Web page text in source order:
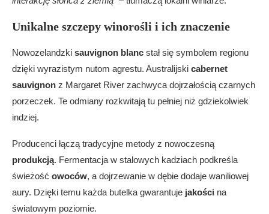
Unikalne szczepy winorośli i ich znaczenie
Nowozelandzki sauvignon blanc stał się symbolem regionu
dzięki wyrazistym nutom agrestu. Australijski cabernet
sauvignon z Margaret River zachwyca dojrzałością czarnych
porzeczek. Te odmiany rozkwitają tu pełniej niż gdziekolwiek
indziej.
Producenci łączą tradycyjne metody z nowoczesną
produkcją. Fermentacja w stalowych kadziach podkreśla
świeżość owoców, a dojrzewanie w dębie dodaje waniliowej
aury. Dzięki temu każda butelka gwarantuje jakości na
światowym poziomie.